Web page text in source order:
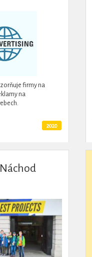
firmy na
na
2020